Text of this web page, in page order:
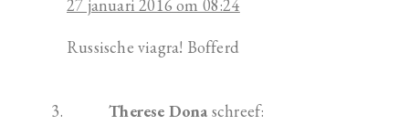
27 januari 2016 om 08:24
Russische viagra! Bofferd
Therese Dona schreef: